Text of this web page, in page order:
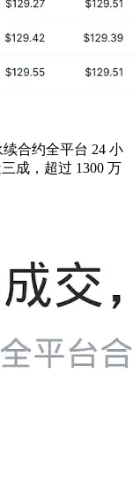
合约全平台 24 小
成，超过 1300 万